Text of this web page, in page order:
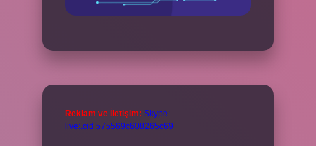
Reklam ve İletişim: Skype:
live:.cid.575569c608265c69